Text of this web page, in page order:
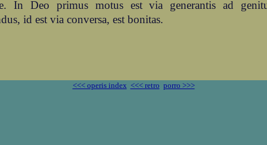
In Deo primus motus est via generantis ad
id est via conversa, est bonitas.
<<< operis index <<< retro porro >>>